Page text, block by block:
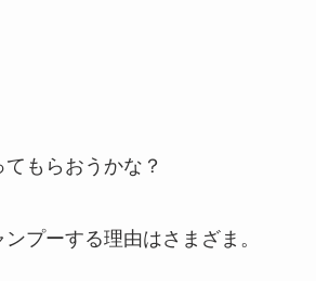
もらおうかな？
プーする理由はさまざま。